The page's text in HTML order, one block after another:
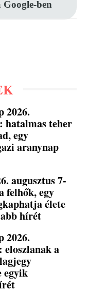
Google-ben
2026.
hatalmas teher
egy
aranynap
augusztus 7-
felhők, egy
élete
hírét
2026.
eloszlanak a
egyik